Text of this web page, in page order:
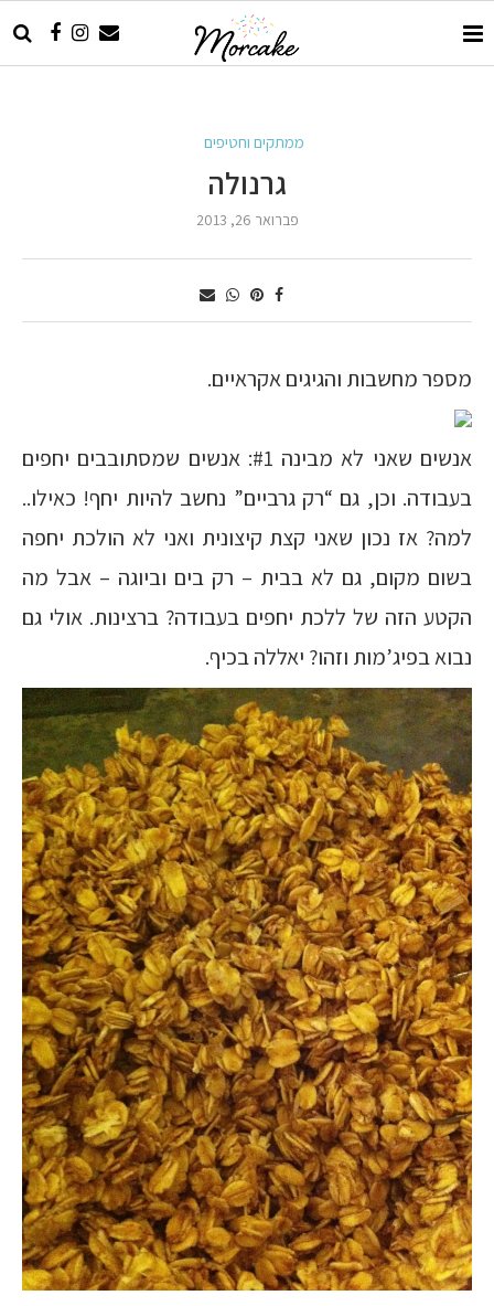
ממתקים וחטיפים
גרנולה
פברואר 26, 2013
מספר מחשבות והגיגים אקראיים.
אנשים שאני לא מבינה #1: אנשים שמסתובבים יחפים
בעבודה. וכן, גם “רק גרביים” נחשב להיות יחף! כאילו..
למה? אז נכון שאני קצת קיצונית ואני לא הולכת יחפה
בשום מקום, גם לא בבית – רק בים וביוגה – אבל מה
הקטע הזה של ללכת יחפים בעבודה? ברצינות. אולי גם
נבוא בפיג’מות וזהו? יאללה בכיף.